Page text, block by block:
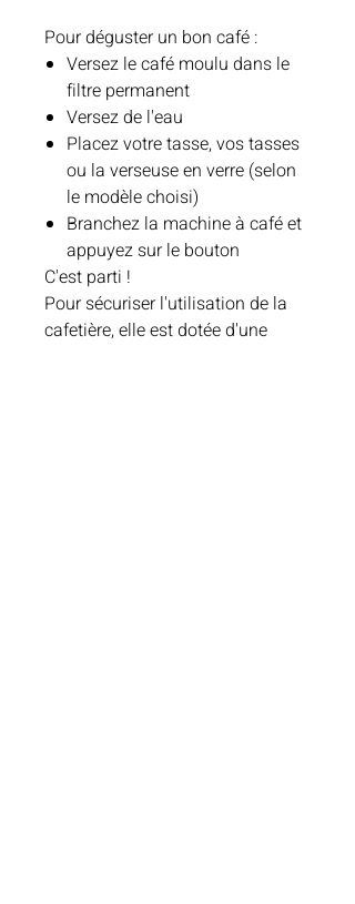
Pour déguster un bon café :
Versez le café moulu dans le
filtre permanent
Versez de l'eau
Placez votre tasse, vos tasses
ou la verseuse en verre (selon
le modèle choisi)
Branchez la machine à café et
appuyez sur le bouton
C'est parti !
Pour sécuriser l'utilisation de la
cafetière, elle est dotée d'une